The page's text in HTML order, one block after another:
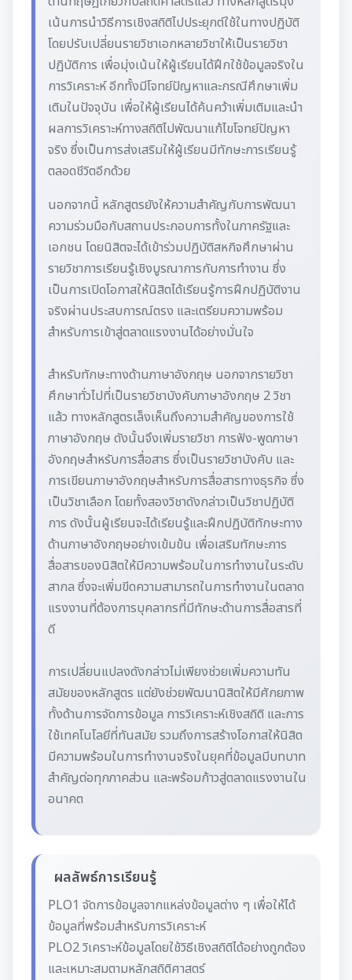
เน้นการนำวิธีการเชิงสถิติไปประยุกต์ใช้ในทางปฏิบัติ
โดยปรับเปลี่ยนรายวิชาเอกหลายวิชาให้เป็นรายวิชา
ปฏิบัติการ เพื่อมุ่งเน้นให้ผู้เรียนได้ฝึกใช้ข้อมูลจริงใน
การวิเคราะห์ อีกทั้งมีโจทย์ปัญหาและกรณีศึกษาเพิ่ม
เติมในปัจจุบัน เพื่อให้ผู้เรียนได้ค้นคว้าเพิ่มเติมและนำ
ผลการวิเคราะห์ทางสถิติไปพัฒนาแก้ไขโจทย์ปัญหา
จริง ซึ่งเป็นการส่งเสริมให้ผู้เรียนมีทักษะการเรียนรู้
ตลอดชีวิตอีกด้วย
นอกจากนี้ หลักสูตรยังให้ความสำคัญกับการพัฒนา
ความร่วมมือกับสถานประกอบการทั้งในภาครัฐและ
เอกชน โดยนิสิตจะได้เข้าร่วมปฏิบัติสหกิจศึกษาผ่าน
รายวิชาการเรียนรู้เชิงบูรณาการกับการทำงาน ซึ่ง
เป็นการเปิดโอกาสให้นิสิตได้เรียนรู้การฝึกปฏิบัติงาน
จริงผ่านประสบการณ์ตรง และเตรียมความพร้อม
สำหรับการเข้าสู่ตลาดแรงงานได้อย่างมั่นใจ
สำหรับทักษะทางด้านภาษาอังกฤษ นอกจากรายวิชา
ศึกษาทั่วไปที่เป็นรายวิชาบังคับภาษาอังกฤษ 2 วิชา
แล้ว ทางหลักสูตรเล็งเห็นถึงความสำคัญของการใช้
ภาษาอังกฤษ ดังนั้นจึงเพิ่มรายวิชา การฟัง-พูดภาษา
อังกฤษสำหรับการสื่อสาร ซึ่งเป็นรายวิชาบังคับ และ
การเขียนภาษาอังกฤษสำหรับการสื่อสารทางธุรกิจ ซึ่ง
เป็นวิชาเลือก โดยทั้งสองวิชาดังกล่าวเป็นวิชาปฏิบัติ
การ ดังนั้นผู้เรียนจะได้เรียนรู้และฝึกปฏิบัติทักษะทาง
ด้านภาษาอังกฤษอย่างเข้มข้น เพื่อเสริมทักษะการ
สื่อสารของนิสิตให้มีความพร้อมในการทำงานในระดับ
สากล ซึ่งจะเพิ่มขีดความสามารถในการทำงานในตลาด
แรงงานที่ต้องการบุคลากรที่มีทักษะด้านการสื่อสารที่
ดี
การเปลี่ยนแปลงดังกล่าวไม่เพียงช่วยเพิ่มความทัน
สมัยของหลักสูตร แต่ยังช่วยพัฒนานิสิตให้มีศักยภาพ
ทั้งด้านการจัดการข้อมูล การวิเคราะห์เชิงสถิติ และการ
ใช้เทคโนโลยีที่ทันสมัย รวมถึงการสร้างโอกาสให้นิสิต
มีความพร้อมในการทำงานจริงในยุคที่ข้อมูลมีบทบาท
สำคัญต่อทุกภาคส่วน และพร้อมก้าวสู่ตลาดแรงงานใน
อนาคต
ผลลัพธ์การเรียนรู้
PLO1 จัดการข้อมูลจากแหล่งข้อมูลต่าง ๆ เพื่อให้ได้
ข้อมูลที่พร้อมสำหรับการวิเคราะห์
PLO2 วิเคราะห์ข้อมูลโดยใช้วิธีเชิงสถิติได้อย่างถูกต้อง
และเหมาะสมตามหลักสถิติศาสตร์